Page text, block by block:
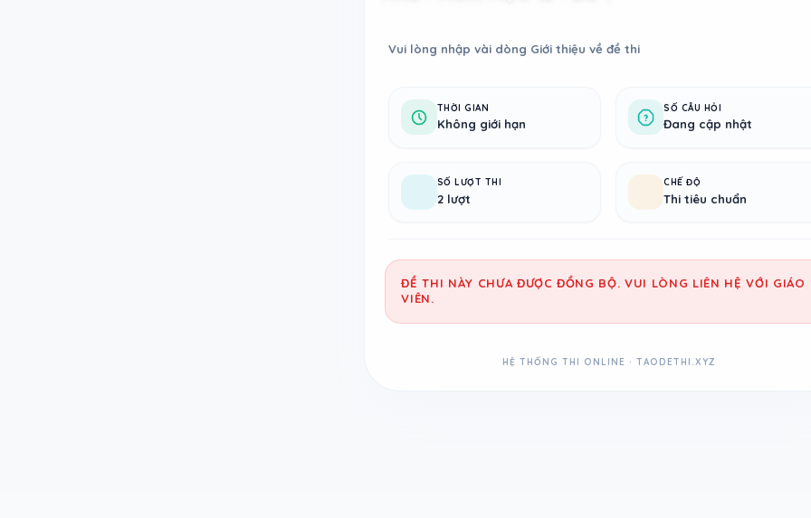
Vui lòng nhập vài dòng Giới thiệu về đề thi
THỜI GIAN
Không giới hạn
SỐ CÂU HỎI
Đang cập nhật
SỐ LƯỢT THI
2 lượt
CHẾ ĐỘ
Thi tiêu chuẩn
ĐỀ THI NÀY CHƯA ĐƯỢC ĐỒNG BỘ. VUI LÒNG LIÊN HỆ VỚI GIÁO
VIÊN.
HỆ THỐNG THI ONLINE · TAODETHI.XYZ